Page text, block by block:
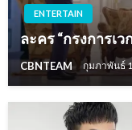
ENTERTAIN
ละคร “กรงการเว
CBNTEAM กุมภาพันธ์